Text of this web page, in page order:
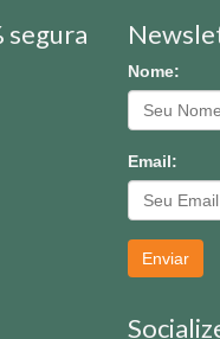
segura
Nome:
Email:
Enviar